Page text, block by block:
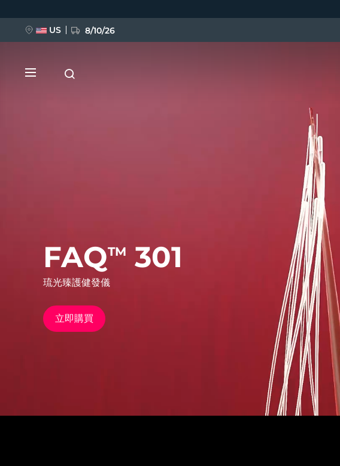
FAQTM 301
琉光臻護健發儀
立即購買
US 8/10/26
issa™ Teeth Whitening Set
熱門產品